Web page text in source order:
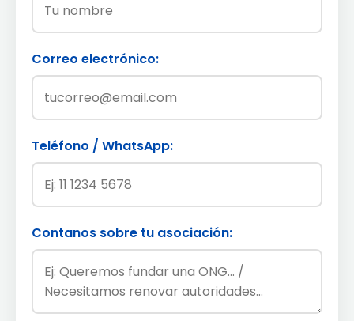
Correo electrónico:
Teléfono / WhatsApp:
Contanos sobre tu asociación: